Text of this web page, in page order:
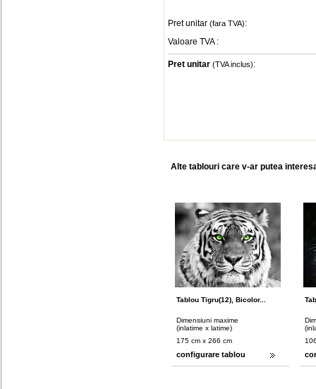
Pret unitar (fara TVA):
Valoare TVA :
Pret unitar (TVA inclus):
Alte tablouri care v-ar putea
Tablou Tigru(12), Bicolor...
Dimensiuni maxime
(inlatime x latime)
175 cm x 266 cm
configurare tablou